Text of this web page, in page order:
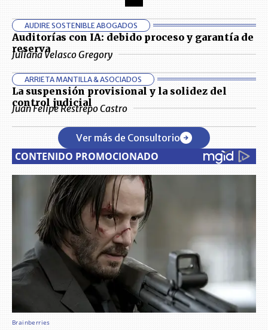
AUDIRE SOSTENIBLE ABOGADOS
Auditorías con IA: debido proceso y garantía de
reserva
Juliana Velasco Gregory
ARRIETA MANTILLA & ASOCIADOS
La suspensión provisional y la solidez del
control judicial
Juan Felipe Restrepo Castro
Ver más de Consultorio